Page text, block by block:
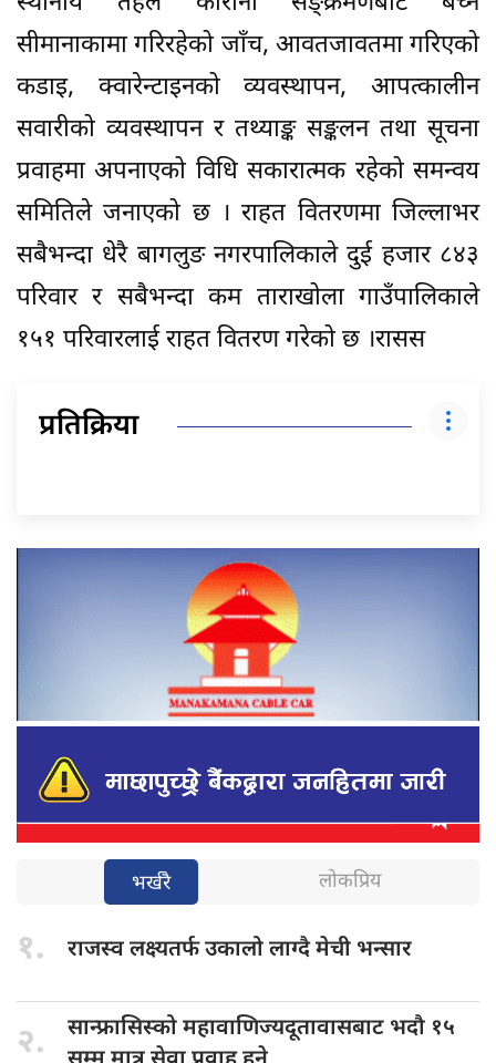
सीमानाकामा गरिरहेको जाँच, आवतजावतमा गरिएको
कडाइ, क्वारेन्टाइनको व्यवस्थापन, आपत्कालीन
सवारीको व्यवस्थापन र तथ्याङ्क सङ्कलन तथा सूचना
प्रवाहमा अपनाएको विधि सकारात्मक रहेको समन्वय
समितिले जनाएको छ । राहत वितरणमा जिल्लाभर
सबैभन्दा धेरै बागलुङ नगरपालिकाले दुई हजार ८४३
परिवार र सबैभन्दा कम ताराखोला गाउँपालिकाले
१५१ परिवारलाई राहत वितरण गरेको छ ।रासस
प्रतिक्रिया
भर्खरै लोकप्रिय
१. राजस्व लक्ष्यतर्फउकालो लाग्दै मेची भन्सार
२. सान्फ्रासिस्को महावाणिज्यदूतावासबाट भदौ १५